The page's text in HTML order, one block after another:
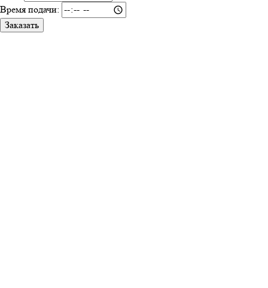
Время подачи:
Заказать